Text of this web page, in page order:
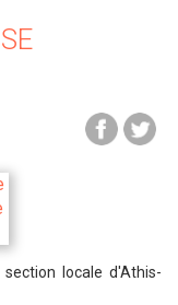
locale d'Athis-